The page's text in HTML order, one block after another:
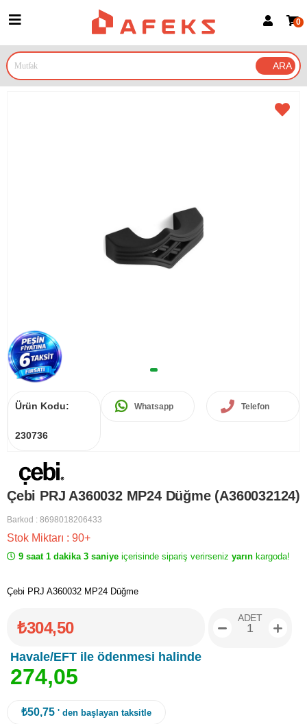
Google İle Bağlan
0
Ürün Kodu:
230736
Whatsapp Telefon
Çebi PRJ A360032 MP24 Düğme (A360032124)
Barkod : 8698018206433
Stok Miktarı : 90+
9 saat 1 dakika 3 saniye içerisinde sipariş verirseniz yarın kargoda!
Çebi PRJ A360032 MP24 Düğme
₺304,50
Havale/EFT ile ödenmesi halinde
274,05
ADET
₺50,75 ' den başlayan taksitle